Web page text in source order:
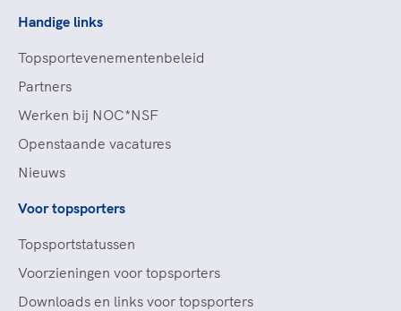
Handige links
Topsportevenementenbeleid
Partners
Werken bij NOC*NSF
Openstaande vacatures
Nieuws
Voor topsporters
Topsportstatussen
Voorzieningen voor topsporters
Downloads en links voor topsporters